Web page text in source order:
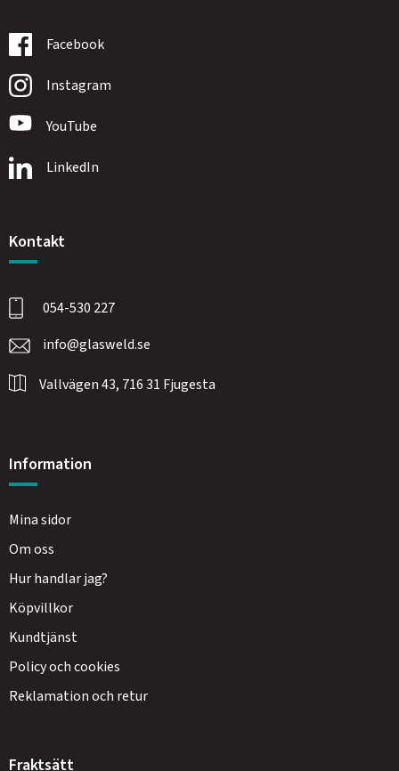
Facebook
Instagram
YouTube
LinkedIn
Kontakt
054-530 227
info@glasweld.se
Vallvägen 43, 716 31 Fjugesta
Information
Mina sidor
Om oss
Hur handlar jag?
Köpvillkor
Kundtjänst
Policy och cookies
Reklamation och retur
Fraktsätt